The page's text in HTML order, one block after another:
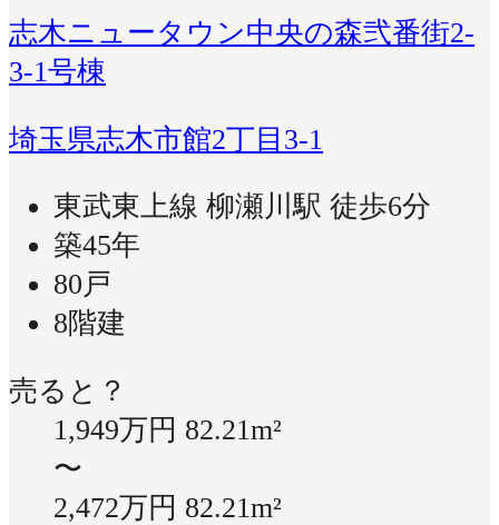
志木ニュータウン中央の森弐番街2-
3-1号棟
埼玉県志木市館2丁目3-1
東武東上線 柳瀬川駅 徒歩6分
築45年
80戸
8階建
売ると？
1,949万円 82.21m²
〜
2,472万円 82.21m²